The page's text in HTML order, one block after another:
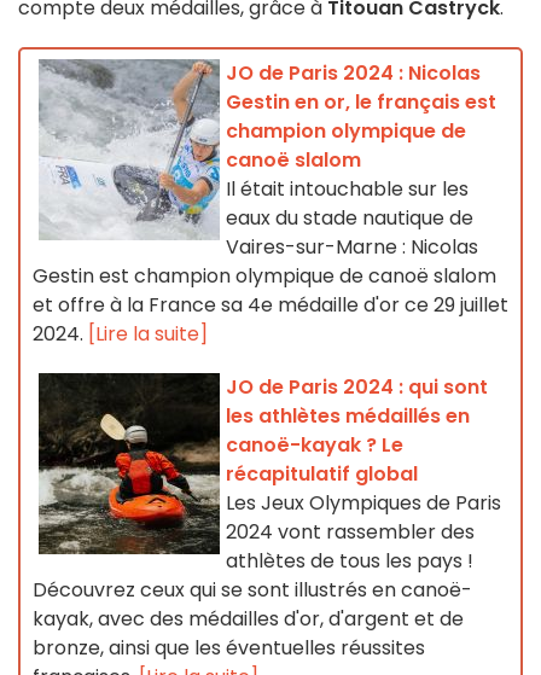
compte deux médailles, grâce à Titouan Castryck.
JO de Paris 2024 : Nicolas
Gestin en or, le français est
champion olympique de
canoë slalom
Il était intouchable sur les
eaux du stade nautique de
Vaires-sur-Marne : Nicolas
Gestin est champion olympique de canoë slalom
et offre à la France sa 4e médaille d'or ce 29 juillet
2024. [Lire la suite]
JO de Paris 2024 : qui sont
les athlètes médaillés en
canoë-kayak ? Le
récapitulatif global
Les Jeux Olympiques de Paris
2024 vont rassembler des
athlètes de tous les pays !
Découvrez ceux qui se sont illustrés en canoë-
kayak, avec des médailles d'or, d'argent et de
bronze, ainsi que les éventuelles réussites